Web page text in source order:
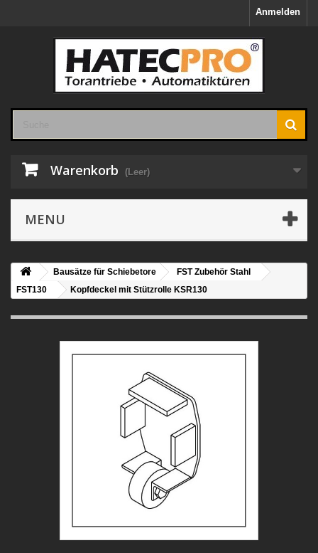
Anmelden
Warenkorb (Leer)
MENU
Bausätze für Schiebetore
FST Zubehör Stahl
FST130
Kopfdeckel mit Stützrolle KSR130